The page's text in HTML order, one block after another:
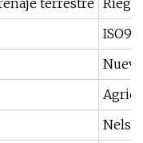
terrestre
Nuevo